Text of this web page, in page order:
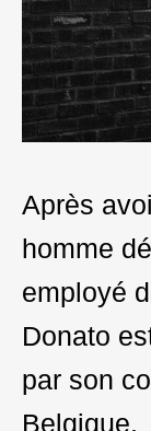
Après
homme
employé
Donato
par son
Belgique.